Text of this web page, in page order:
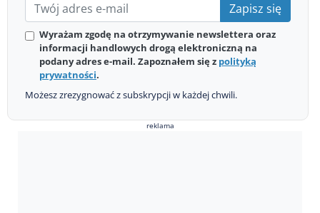
Zapisz się
Wyrażam zgodę na otrzymywanie newslettera oraz
informacji handlowych drogą elektroniczną na
podany adres e-mail. Zapoznałem się z polityką
prywatności.
Możesz zrezygnować z subskrypcji w każdej chwili.
reklama